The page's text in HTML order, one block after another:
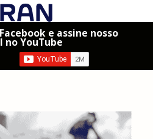
e assine nosso
no YouTube